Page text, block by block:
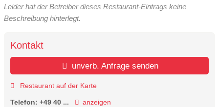
Leider hat der Betreiber dieses Restaurant-Eintrags keine
Beschreibung hinterlegt.
Kontakt
unverb. Anfrage senden
Restaurant auf der Karte
Telefon: +49 40 ... anzeigen